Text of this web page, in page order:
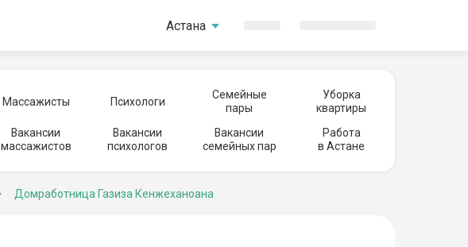
Астана
Массажисты Психологи
Семейные
пары
Уборка
квартиры
Вакансии
массажистов
Вакансии
психологов
Вакансии
семейных пар
Работа
в Астане
Домработница Газиза Кенжеханоана